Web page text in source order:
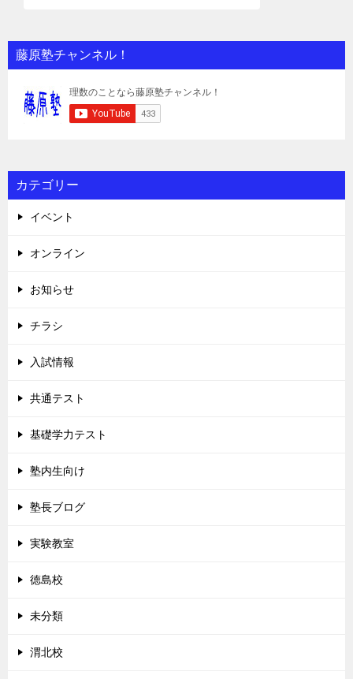
藤原塾チャンネル！
カテゴリー
イベント
オンライン
お知らせ
チラシ
入試情報
共通テスト
基礎学力テスト
塾内生向け
塾長ブログ
実験教室
徳島校
未分類
渭北校